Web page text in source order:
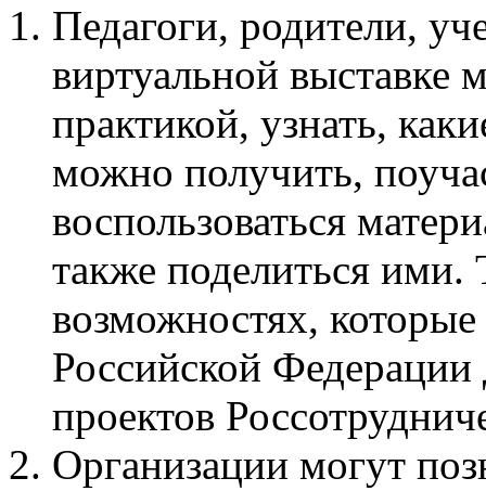
Педагоги, родители,
виртуальной выставке
практикой, узнать,
можно получить,
воспользоваться
также поделиться
возможностях,
Российской
проектов
Организации могут